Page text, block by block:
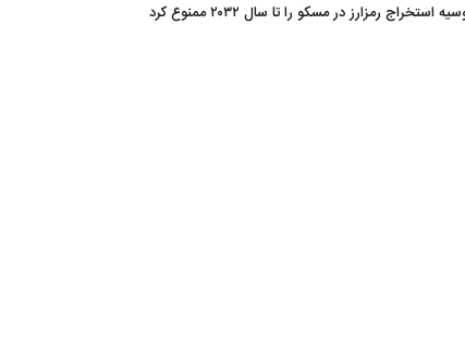
استخراج رمزارز در مسکو را تا سال ۲۰۳۲ ممنوع کرد